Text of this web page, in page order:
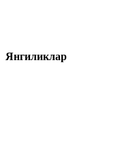
Янгиликлар